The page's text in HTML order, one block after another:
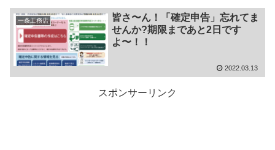
一条工務店
皆さ〜ん！「確定申告」忘れてま
せんか?期限まであと2日です
よ〜！！
2022.03.13
スポンサーリンク